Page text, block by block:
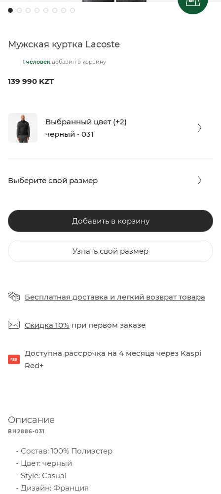
Мужская куртка Lacoste
1 человек добавил в корзину
139 990 KZT
Выбранный цвет (+2)
черный • 031
Выберите свой размер
Добавить в корзину
Узнать свой размер
Бесплатная доставка и легкий возврат товара
Скидка 10% при первом заказе
Доступна рассрочка на 4 месяца через Kaspi
Red+
Описание
BH2886-031
Состав: 100% Полиэстер
Цвет: черный
Style: Casual
Дизайн: Франция